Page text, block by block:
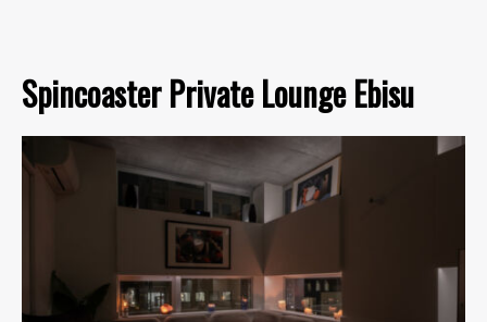
Spincoaster Private Lounge Ebisu